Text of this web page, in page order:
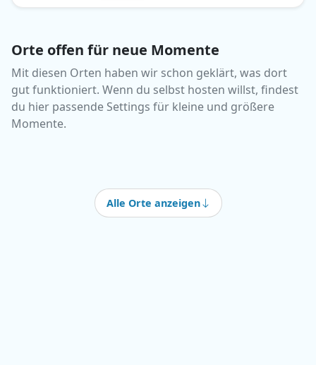
Orte offen für neue Momente
Mit diesen Orten haben wir schon geklärt, was dort
gut funktioniert. Wenn du selbst hosten willst, findest
du hier passende Settings für kleine und größere
Momente.
Alle Orte anzeigen